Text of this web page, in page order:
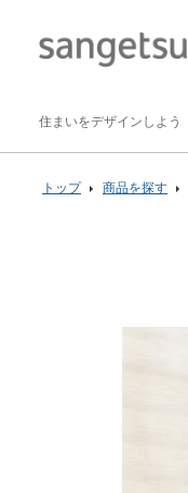
住まいをデザインしよう
トップ 商品を探す